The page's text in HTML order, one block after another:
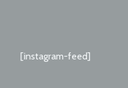
[instagram-feed]